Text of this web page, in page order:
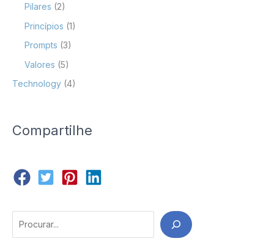
Pilares (2)
Princípios (1)
Prompts (3)
Valores (5)
Technology (4)
Compartilhe
Search